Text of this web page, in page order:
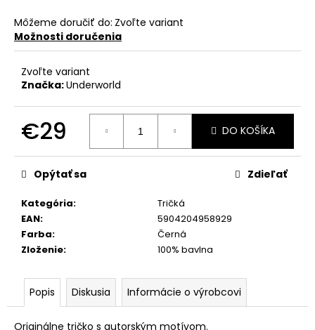
Môžeme doručiť do: Zvoľte variant
Možnosti doručenia
Zvoľte variant
Značka:Underworld
€29
cena:
DO KOŠÍKA
Kategória:
Tričká
EAN:
5904204958929
Farba:
Černá
Zloženie: 100% bavlna
Opýtať sa Zdieľať
Popis Diskusia Informácie o výrobcovi
Originálne tričko s autorským motívom.